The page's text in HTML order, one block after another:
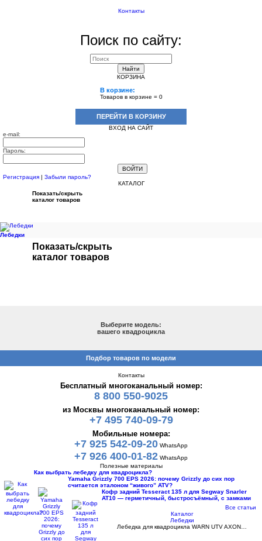
Контакты
Поиск по сайту:
Найти
КОРЗИНА
В корзине:
Товаров в корзине = 0
ПЕРЕЙТИ В КОРЗИНУ
ВХОД НА САЙТ
e-mail:
Пароль:
Регистрация
Забыли пароль?
КАТАЛОГ
Показать/скрыть
каталог товаров
Лебедки
Показать/скрыть
каталог товаров
Выберите модель:
вашего квадроцикла
Подбор товаров по модели
Контакты
Бесплатный многоканальный номер:
8 800 550-9025
из Москвы многоканальный номер:
+7 495 740-09-79
Мобильные номера:
+7 925 542-09-20 WhatsApp
+7 926 400-01-82 WhatsApp
Полезные материалы
Как выбрать лебедку для квадроцикла?
Yamaha Grizzly 700 EPS 2026: почему Grizzly до сих пор
считается эталоном “живого” ATV?
Кофр задний Tesseract 135 л для Segway Snarler
AT10 — герметичный, быстросъёмный, с замками
Все статьи
Каталог
Лебедки
Лебедка для квадроцикла WARN UTV AXON…